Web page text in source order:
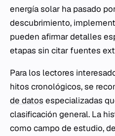
energía solar ha pasado
descubrimiento,
pueden afirmar detalles
etapas sin citar fuentes
Para los lectores
hitos cronológicos, se
de datos especializadas
clasificación general. La
como campo de estudio,